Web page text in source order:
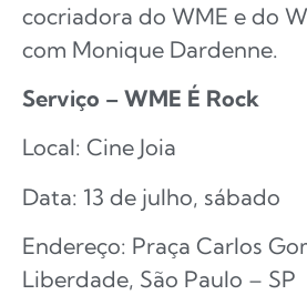
cocriadora do WME e do
com Monique Dardenne.
Serviço – WME É Rock
Local: Cine Joia
Data: 13 de julho, sábado
Endereço: Praça Carlos
Liberdade, São Paulo – SP